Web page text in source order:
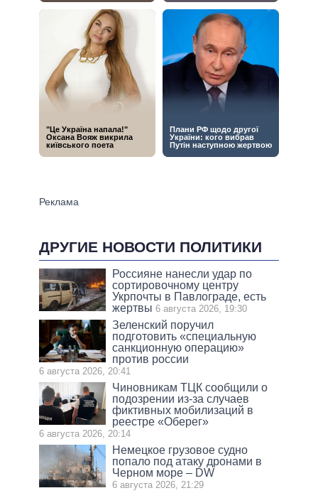
ДРУГИЕ НОВОСТИ ПОЛИТИКИ
Россияне нанесли удар по
сортировочному центру
Укрпочты в Павлограде, есть
жертвы 6 августа 2026, 19:30
Зеленский поручил
подготовить «специальную
санкционную операцию»
против россии
6 августа 2026, 20:41
Чиновникам ТЦК сообщили о
подозрении из-за случаев
фиктивных мобилизаций в
реестре «Оберег»
6 августа 2026, 20:14
Немецкое грузовое судно
попало под атаку дронами в
Черном море – DW
6 августа 2026, 21:29